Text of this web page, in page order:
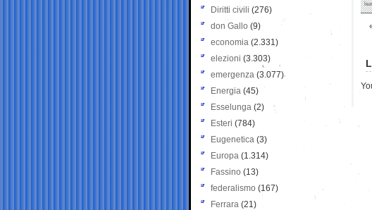
Diritti civili (276)
don Gallo (9)
economia (2.331)
elezioni (3.303)
emergenza (3.077)
Energia (45)
Esselunga (2)
Esteri (784)
Eugenetica (3)
Europa (1.314)
Fassino (13)
federalismo (167)
Ferrara (21)